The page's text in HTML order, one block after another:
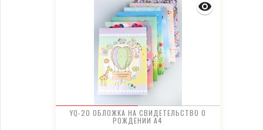
YQ-20 ОБЛОЖКА НА СВИДЕТЕЛЬСТВО О
РОЖДЕНИИ А4